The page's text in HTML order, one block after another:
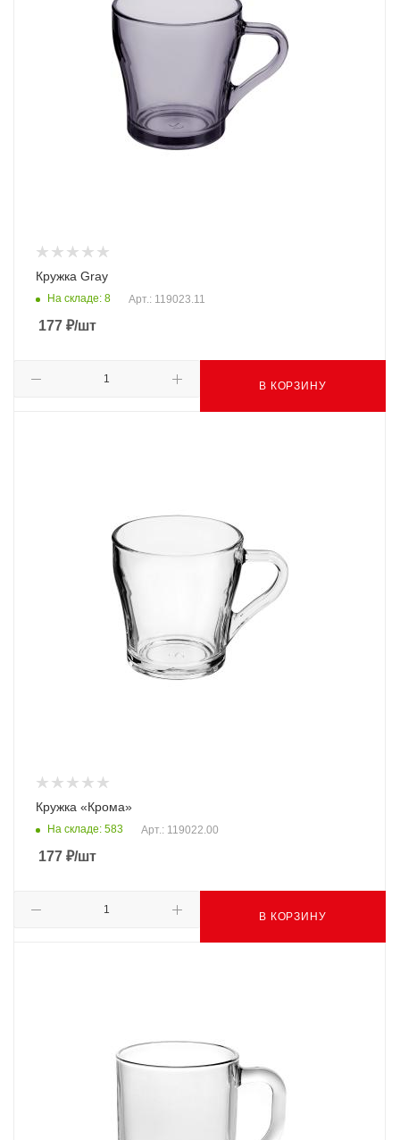
Кружка Gray
На складе: 8 Арт.: 119023.11
177 ₽/шт
В КОРЗИНУ
Кружка «Крома»
На складе: 583 Арт.: 119022.00
177 ₽/шт
В КОРЗИНУ